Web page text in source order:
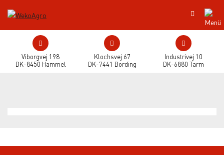
Viborgvej 198
DK-8450 Hammel
Klochsvej 67
DK-7441 Bording
Industrivej 10
DK-6880 Tarm